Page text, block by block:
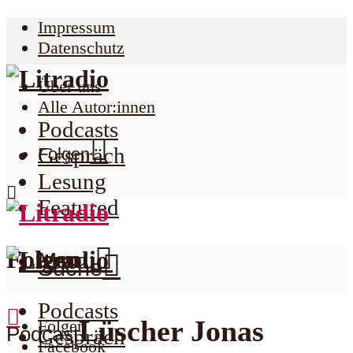
Impressum
Datenschutz
Über uns
Alle Autor:innen
Folgen
Folgen
Folgen
Facebook
Podcasts
Gespräch
Lesung
Featured
Menu
Suche
Podcasts
Gespräch
PodcastLüscher Jonas